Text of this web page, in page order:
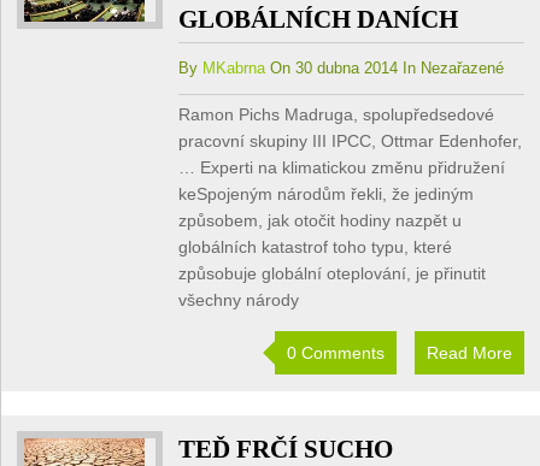
GLOBÁLNÍCH DANÍCH
By MKabrnaOn 30 dubna 2014 In Nezařazené
Ramon Pichs Madruga, spolupředsedové
pracovní skupiny III IPCC, Ottmar Edenhofer,
… Experti na klimatickou změnu přidružení
keSpojeným národům řekli, že jediným
způsobem, jak otočit hodiny nazpět u
globálních katastrof toho typu, které
způsobuje globální oteplování, je přinutit
všechny národy
0 Comments Read More
TEĎ FRČÍ SUCHO